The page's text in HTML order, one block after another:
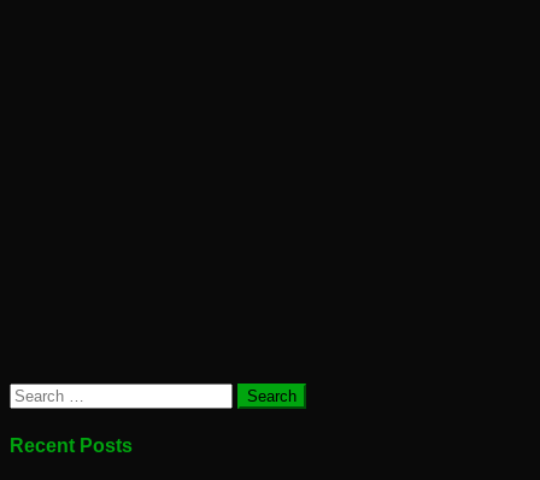
Search
for:
Recent Posts